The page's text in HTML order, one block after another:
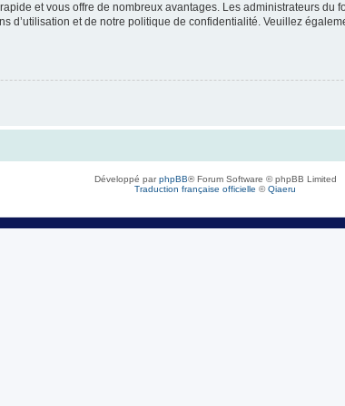
et vous offre de nombreux avantages. Les administrateurs
d’utilisation et de notre politique de confidentialité. Veuillez
Développé parphpBB® Forum Software © phpBB Limited
Traduction française officielle ©Qiaeru